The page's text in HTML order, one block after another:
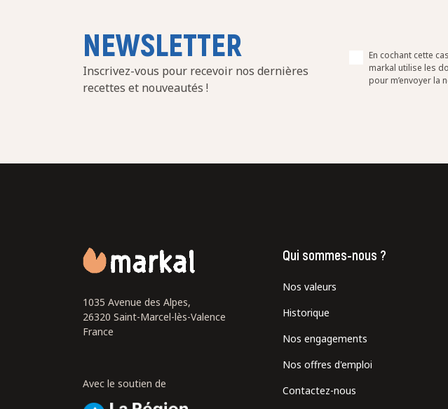
NEWSLETTER
Inscrivez-vous pour recevoir nos dernières
recettes et nouveautés !
En cochant cette
markal utilise les
pour m’envoyer la
1035 Avenue des Alpes,
26320 Saint-Marcel-lès-Valence
France
Avec le soutien de
Qui sommes-nous ?
Nos valeurs
Historique
Nos engagements
Nos offres d'emploi
Contactez-nous